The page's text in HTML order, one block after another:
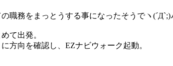
職務をまっとうする事になったそうでヽ(´Д`;)
て出発。
方向を確認し、EZナビウォーク起動。